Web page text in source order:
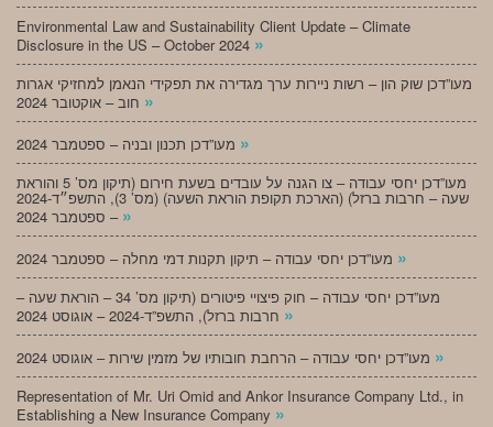
Environmental Law and Sustainability Client Update – Climate
Disclosure in the US – October 2024 »
מעו”דכן שוק הון – רשות ניירות ערך מגדירה את תפקידי הנאמן למחזיקי אגרות
»
»
מעו”דכן יחסי עבודה – צו הגנה על עובדים בשעת חירום (תיקון מס’ 5 והוראת
שעה – חרבות ברזל) (הארכת תקופת הוראת השעה) (מס’ 3), התשפ״ד-2024
– ספטמבר 2024 »
»
מעו”דכן יחסי עבודה – חוק פיצויי פיטורים (תיקון מס’ 34 – הוראת שעה –
»
»
Representation of Mr. Uri Omid and Ankor Insurance Company Ltd., in
Establishing a New Insurance Company »